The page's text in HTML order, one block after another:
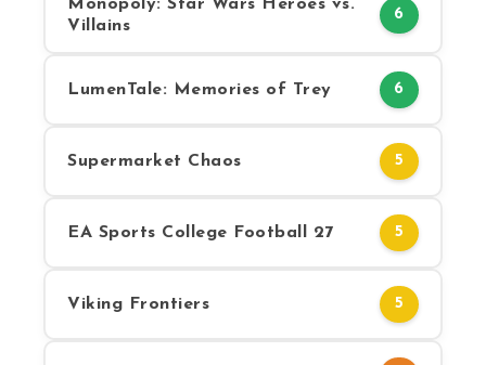
Monopoly: Star Wars Heroes vs.
Villains
6
LumenTale: Memories of Trey 6
Supermarket Chaos 5
EA Sports College Football 27 5
Viking Frontiers 5